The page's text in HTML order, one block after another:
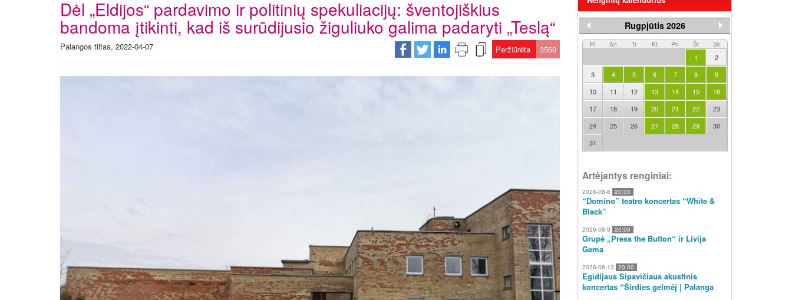
Dėl „Eldijos“ pardavimo ir politinių spekuliacijų: šventojiškius
bandoma įtikinti, kad iš surūdijusio žiguliuko galima padaryti „Teslą“
Palangos tiltas, 2022-04-07 Peržiūrėta 3560
Rugpjūtis 2026
Pi An Tr Kt Pn Št Sk
1
2
3
4 5 6 7 8
9
10
11 12 13 14 15
16
17
18 19 20 21 22
23
24
25 26 27 28 29
30
31
Artėjantys renginiai:
2026-08-8 20:00
“Domino” teatro koncertas “White &
Black”
2026-08-9 20:00
Grupė „Press the Button“ ir Livija
Gema
2026-08-13 20:00
Egidijaus Sipavičiaus akustinis
koncertas “Širdies gelmėj | Palanga